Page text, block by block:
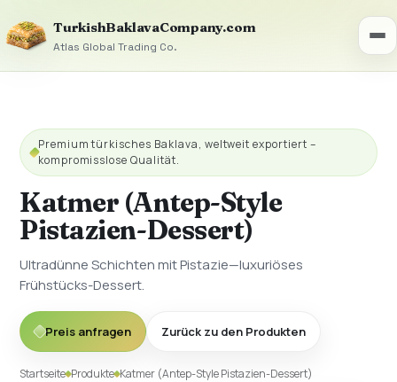
TurkishBaklavaCompany.com
Atlas Global Trading Co.
Premium türkisches Baklava, weltweit exportiert –
kompromisslose Qualität.
Katmer (Antep-Style
Pistazien-Dessert)
Ultradünne Schichten mit Pistazie—luxuriöses
Frühstücks-Dessert.
Preis anfragen Zurück zu den Produkten
Startseite Produkte Katmer (Antep-Style Pistazien-Dessert)